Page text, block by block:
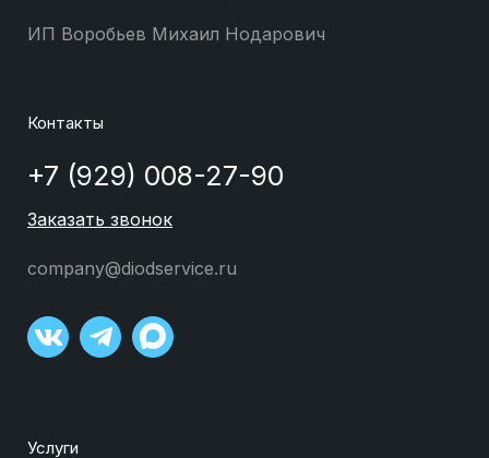
ИП Воробьев Михаил Нодарович
Контакты
+7 (929) 008-27-90
Заказать звонок
company@diodservice.ru
Услуги